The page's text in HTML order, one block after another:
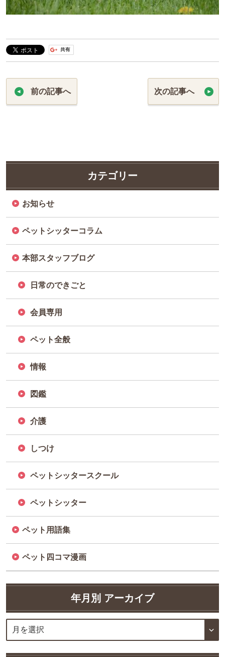
前の記事へ 次の記事へ
カテゴリー
お知らせ
ペットシッターコラム
本部スタッフブログ
日常のできごと
会員専用
ペット全般
情報
図鑑
介護
しつけ
ペットシッタースクール
ペットシッター
ペット用語集
ペット四コマ漫画
年月別 アーカイブ